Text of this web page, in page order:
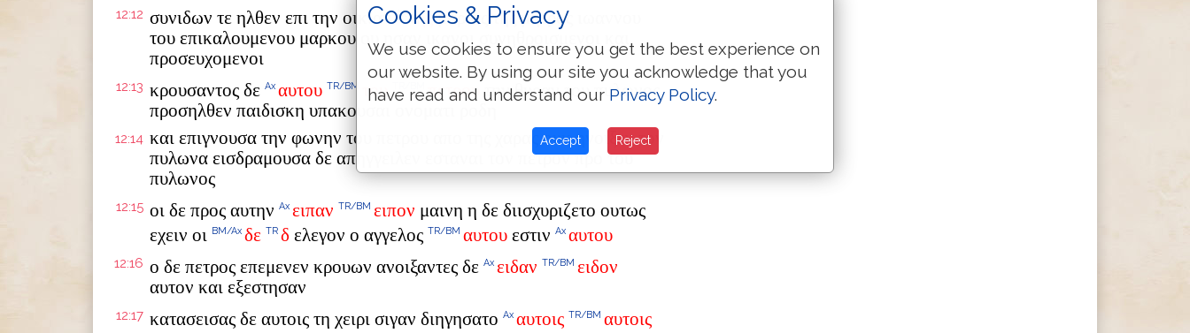
12:12 συνιδων τε ηλθεν επι την οικιανAxτηςμαριας της μητρος ιωαννου
του επικαλουμενου μαρκου ου ησαν ικανοι συνηθροισμενοι και
προσευχομενοι
12:13 κρουσαντος δε Ax αυτου TR/BM του πετρου την θυραν του πυλωνος
προσηλθεν παιδισκη υπακουσαι ονοματι ροδη
12:14 και επιγνουσα την φωνην του πετρου απο της χαρας ουκ ηνοιξεν τον
πυλωνα εισδραμουσα δε απηγγειλεν εσταναι τον πετρον προ του
πυλωνος
12:15 οι δε προς αυτην Ax ειπαν TR/BM ειπον μαινη η δε διισχυριζετο ουτως
εχειν οι BM/Ax δε TR δ ελεγον ο αγγελος TR/BM αυτου εστιν Ax αυτου
12:16 ο δε πετρος επεμενεν κρουων ανοιξαντες δε Ax ειδαν TR/BM ειδον
αυτον και εξεστησαν
12:17 κατασεισας δε αυτοις τη χειρι σιγαν διηγησατο Ax αυτοις TR/BM αυτοις
Cookies & Privacy
We use cookies to ensure you get the best experience on
our website. By using our site you acknowledge that you
have read and understand our Privacy Policy.
Accept Reject